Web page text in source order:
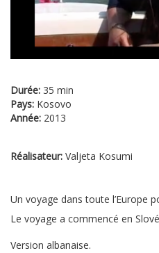
Durée: 35 min
Pays: Kosovo
Année: 2013
Réalisateur: Valjeta Kosumi
Un voyage dans toute l’Europe
Le voyage a commencé en
Version albanaise.